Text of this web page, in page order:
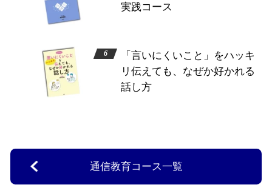
実践コース
「言いにくいこと」をハッキ
リ伝えても、なぜか好かれる
話し方
通信教育コース一覧